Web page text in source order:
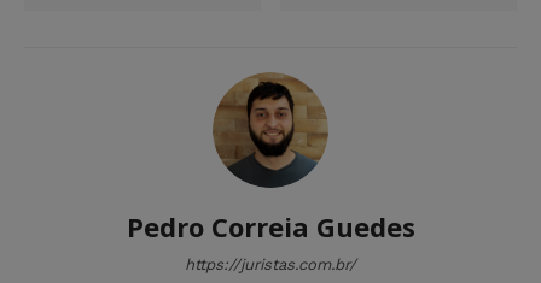
Pedro Correia Guedes
https://juristas.com.br/